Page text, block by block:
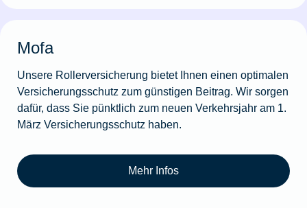
Mofa
Unsere Rollerversicherung bietet Ihnen einen optimalen
Versicherungsschutz zum günstigen Beitrag. Wir sorgen
dafür, dass Sie pünktlich zum neuen Verkehrsjahr am 1.
März Versicherungsschutz haben.
Mehr Infos